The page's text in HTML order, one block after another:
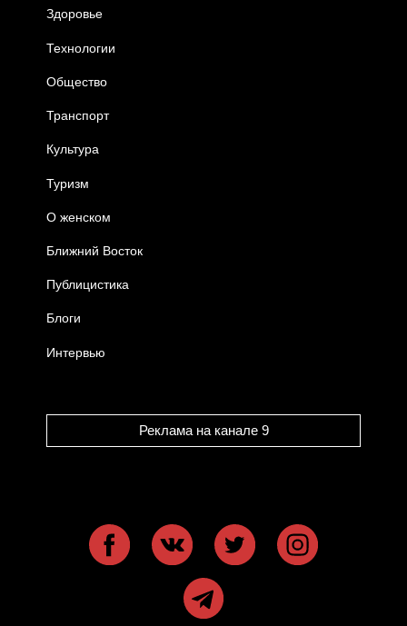
Здоровье
Технологии
Общество
Транспорт
Культура
Туризм
О женском
Ближний Восток
Публицистика
Блоги
Интервью
Реклама на канале 9